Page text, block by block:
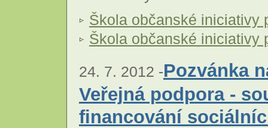
Škola občanské iniciativy
Škola občanské iniciativy
24. 7. 2012 -Pozvánka
Veřejná podpora -
financování